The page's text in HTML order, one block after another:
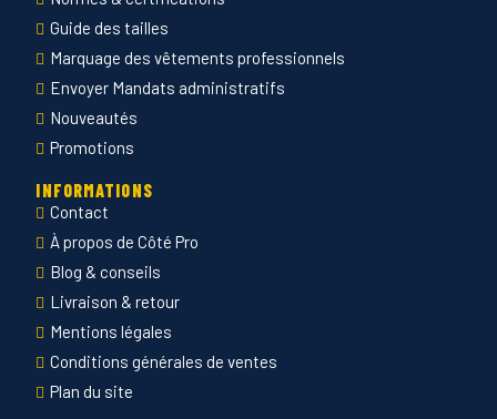
Guide des tailles
Marquage des vêtements professionnels
Envoyer Mandats administratifs
Nouveautés
Promotions
INFORMATIONS
Contact
À propos de Côté Pro
Blog & conseils
Livraison & retour
Mentions légales
Conditions générales de ventes
Plan du site